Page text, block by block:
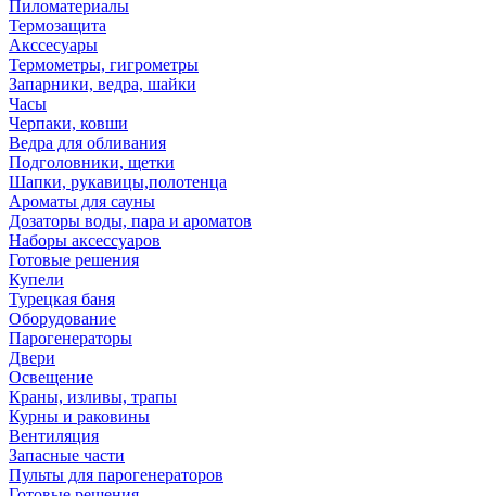
Пиломатериалы
Термозащита
Аксcесуары
Термометры, гигрометры
Запарники, ведра, шайки
Часы
Черпаки, ковши
Ведра для обливания
Подголовники, щетки
Шапки, рукавицы,полотенца
Ароматы для сауны
Дозаторы воды, пара и ароматов
Наборы аксессуаров
Готовые решения
Купели
Турецкая баня
Оборудование
Парогенераторы
Двери
Освещение
Краны, изливы, трапы
Курны и раковины
Вентиляция
Запасные части
Пульты для парогенераторов